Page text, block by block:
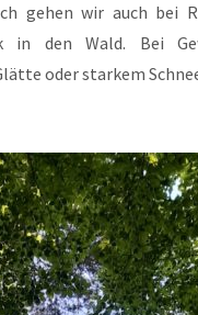
gehen wir auch bei
in den Wald. Bei
oder starkem